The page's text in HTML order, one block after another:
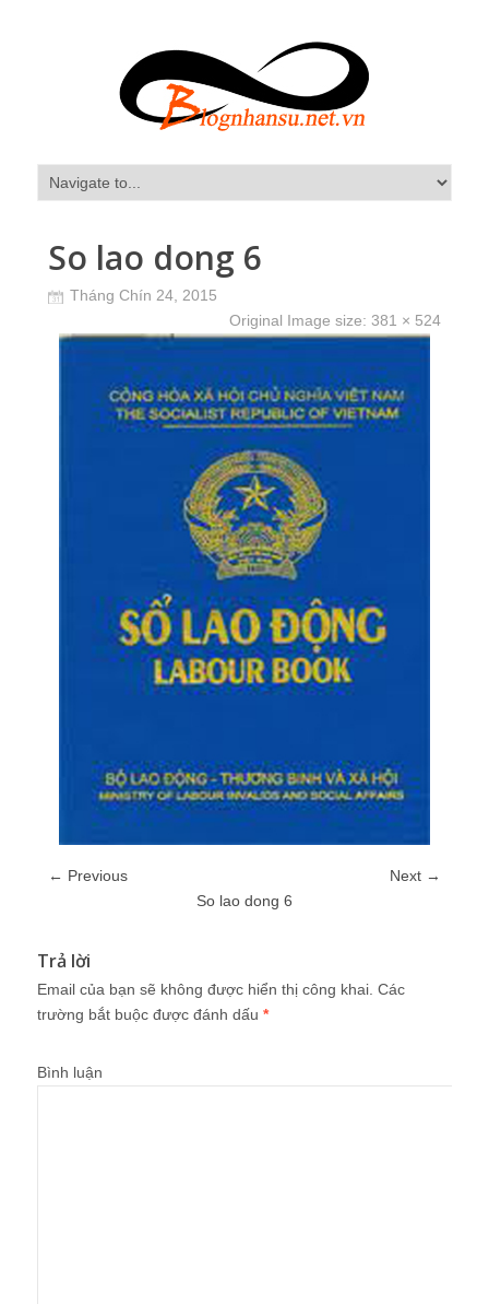
So lao dong 6
Tháng Chín 24, 2015
Original Image size: 381 × 524
← Previous
Next →
So lao dong 6
Trả lời
Email của bạn sẽ không được hiển thị công khai. Các
trường bắt buộc được đánh dấu *
Bình luận